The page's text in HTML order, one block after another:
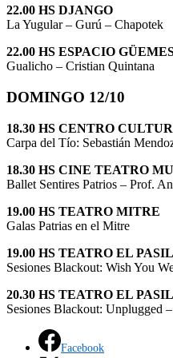
22.00 HS DJANGO
La Yugular – Gurú – Chapotek
22.00 HS ESPACIO
Gualicho – Cristian Quintana
DOMINGO 12/10
18.30 HS CENTRO
Carpa del Tío: Sebastián
18.30 HS CINE TEATRO
Ballet Sentires Patrios – Prof.
19.00 HS TEATRO MITRE
Galas Patrias en el Mitre
19.00 HS TEATRO EL
Sesiones Blackout: Wish You
20.30 HS TEATRO EL
Sesiones Blackout: Unplugged
Facebook